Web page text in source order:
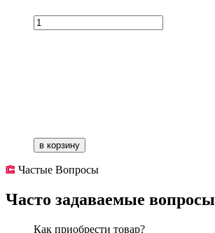
в корзину
Частые Вопросы
Часто задаваемые вопросы
Как приобрести товар?